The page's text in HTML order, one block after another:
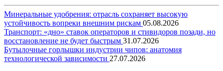
Минеральные удобрения: отрасль сохраняет высокую
устойчивость вопреки внешним рискам 05.08.2026
Транспорт: «дно» ставок операторов и стивидоров позади, но
восстановление не будет быстрым 31.07.2026
Бутылочные горлышки индустрии чипов: анатомия
технологической зависимости 27.07.2026